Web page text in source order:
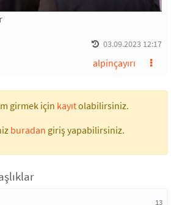
03.09.2023 12:17
alpinçayırı
girmek için kayıtolabilirsiniz.
buradan giriş yapabilirsiniz.
13